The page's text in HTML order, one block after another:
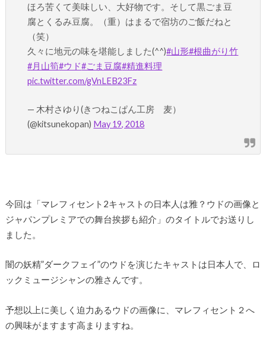
ほろ苦くて美味しい、大好物です。そして黒ごま豆
腐とくるみ豆腐。（重）はまるで宿坊のご飯だねと
（笑）
久々に地元の味を堪能しました(^^)#山形#根曲がり竹
#月山筍#ウド#ごま豆腐#精進料理
pic.twitter.com/gVnLEB23Fz
— 木村さゆり(きつねこぱん工房 麦）
(@kitsunekopan) May 19, 2018
今回は「マレフィセント2キャストの日本人は雅？ウドの画像と
ジャパンプレミアでの舞台挨拶も紹介」のタイトルでお送りし
ました。
闇の妖精”ダークフェイ”のウドを演じたキャストは日本人で、ロ
ックミュージシャンの雅さんです。
予想以上に美しく迫力あるウドの画像に、マレフィセント２へ
の興味がますます高まりますね。